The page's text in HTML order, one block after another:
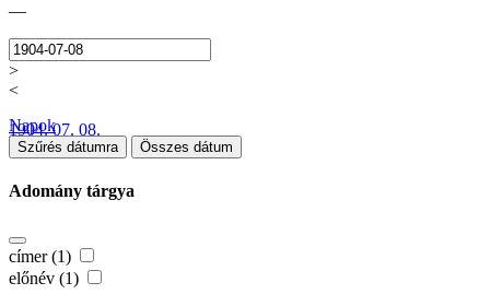
—
>
<
1904. 07. 08.
Napok
Szűrés dátumra Összes dátum
Adomány tárgya
címer (1)
előnév (1)